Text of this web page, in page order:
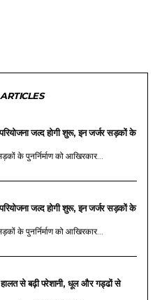
जल्द होगी शुरू, इन जर्जर सड़कों के
के पुनर्निर्माण को आखिरकार...
जल्द होगी शुरू, इन जर्जर सड़कों के
के पुनर्निर्माण को आखिरकार...
हालत से बढ़ी परेशानी, धूल और गड्ढों से